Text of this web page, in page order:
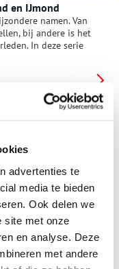
advertenties te
media te bieden
Ook delen we
site met onze
en analyse. Deze
met andere
en IJmond
namen. Van
bij andere is het
In deze serie
de lokale
teken van de
waren
In Velsen, waar